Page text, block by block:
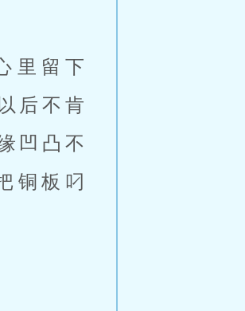
里留下
后不肯
凹凸不
铜板叼